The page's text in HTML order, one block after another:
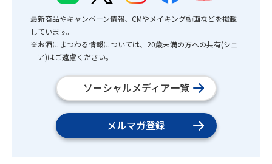
最新商品やキャンペーン情報、CMやメイキング動画などを掲載
しています。
※お酒にまつわる情報については、20歳未満の方への共有(シェ
ア)はご遠慮ください。
ソーシャルメディア一覧
メルマガ登録